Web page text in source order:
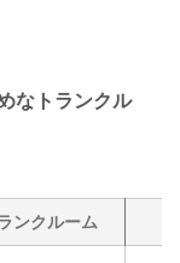
なトランクル
ンクルーム